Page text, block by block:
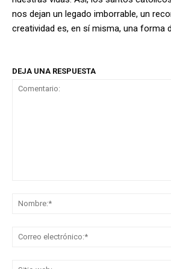
nos dejan un legado imborrable, un
creatividad es, en sí misma, una forma
DEJA UNA RESPUESTA